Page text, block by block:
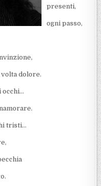
presenti,
ogni passo,
volta dolore.
occhi…
tristi…